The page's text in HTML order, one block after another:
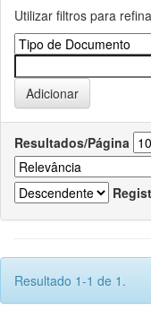
Utilizar filtros para
Resultados/Página
Resultado 1-1 de 1.